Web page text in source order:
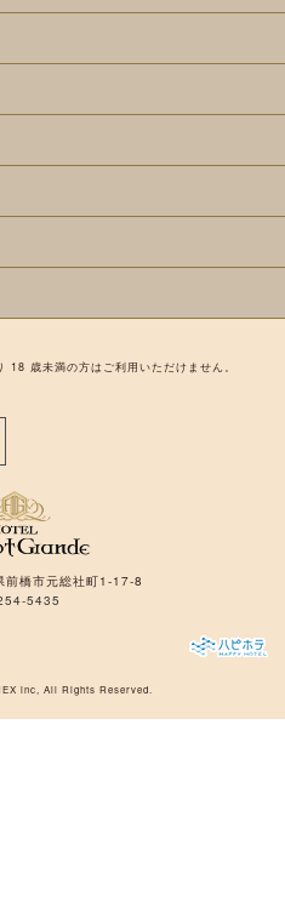
18 歳未満の方はご利用いただけません。
橋市元総社町1-17-8
5435
inc, All Rights Reserved.